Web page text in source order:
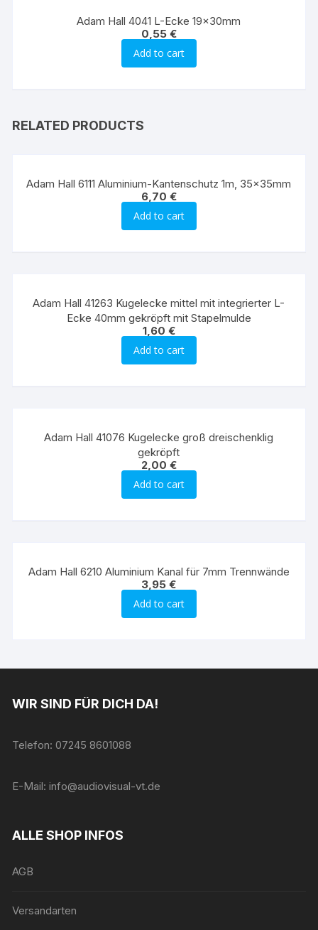
Adam Hall 4041 L-Ecke 19x30mm
0,55 €
Add to cart
RELATED PRODUCTS
Adam Hall 6111 Aluminium-Kantenschutz 1m, 35x35mm
6,70 €
Add to cart
Adam Hall 41263 Kugelecke mittel mit integrierter L-
Ecke 40mm gekröpft mit Stapelmulde
1,60 €
Add to cart
Adam Hall 41076 Kugelecke groß dreischenklig
gekröpft
2,00 €
Add to cart
Adam Hall 6210 Aluminium Kanal für 7mm Trennwände
3,95€
Add to cart
WIR SIND FÜR DICH DA!
Telefon: 07245 8601088
E-Mail: info@audiovisual-vt.de
ALLE SHOP INFOS
AGB
Versandarten